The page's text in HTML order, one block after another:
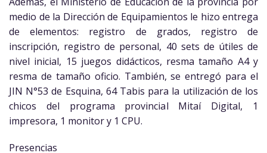
medio de la Dirección de Equipamientos le hizo entrega
de elementos: registro de grados, registro de
inscripción, registro de personal, 40 sets de útiles de
nivel inicial, 15 juegos didácticos, resma tamaño A4 y
resma de tamaño oficio. También, se entregó para el
JIN N°53 de Esquina, 64 Tabis para la utilización de los
chicos del programa provincial Mitaí Digital, 1
impresora, 1 monitor y 1 CPU.
Presencias